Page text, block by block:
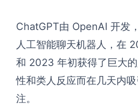
ChatGPT由 OpenAI 开发
人工智能聊天机器人，在
和 2023 年初获得了巨大
性和类人反应而在几天内
注。